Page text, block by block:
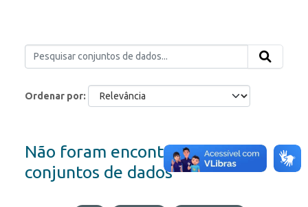
Ordenar por
Não foram encontrados
conjuntos de dados